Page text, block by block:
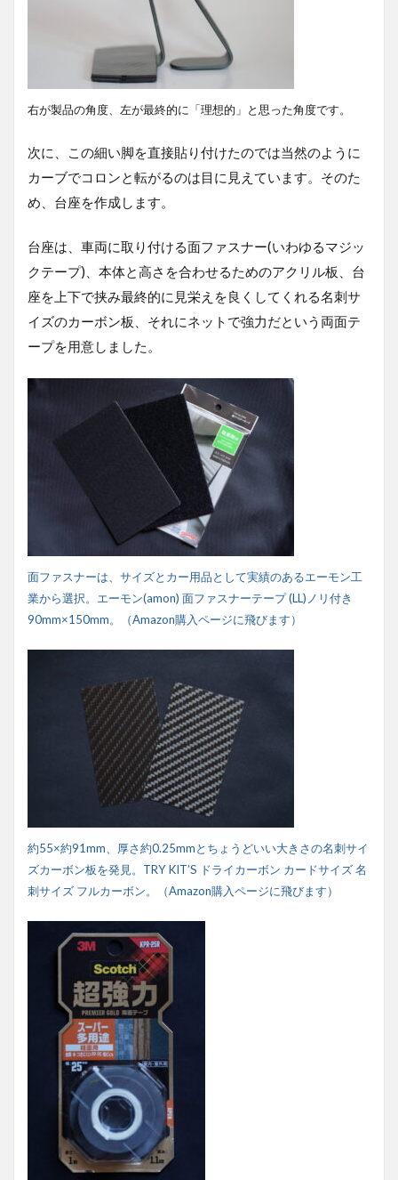
右が製品の角度、左が最終的に「理想的」と思った角度です。
次に、この細い脚を直接貼り付けたのでは当然のように
カーブでコロンと転がるのは目に見えています。そのた
め、台座を作成します。
台座は、車両に取り付ける面ファスナー(いわゆるマジッ
クテープ)、本体と高さを合わせるためのアクリル板、台
座を上下で挟み最終的に見栄えを良くしてくれる名刺サ
イズのカーボン板、それにネットで強力だという両面テ
ープを用意しました。
面ファスナーは、サイズとカー用品として実績のあるエーモン工
業から選択。エーモン(amon) 面ファスナーテープ (LL)ノリ付き
90mm×150mm。（Amazon購入ページに飛びます）
約55×約91mm、厚さ約0.25mmとちょうどいい大きさの名刺サイ
ズカーボン板を発見。TRY KIT’S ドライカーボン カードサイズ 名
刺サイズ フルカーボン。（Amazon購入ページに飛びます）